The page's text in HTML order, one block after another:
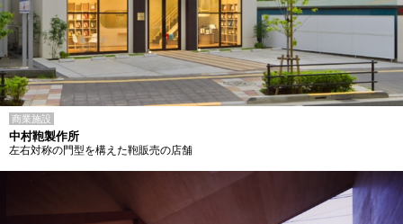
商業施設
中村鞄製作所
左右対称の門型を構えた鞄販売の店舗